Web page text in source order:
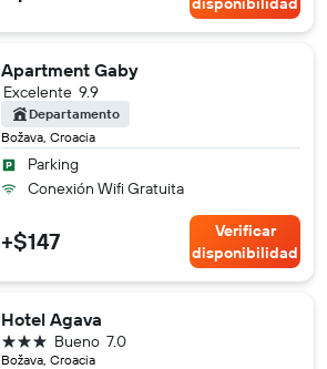
Apartment Gaby
Božava, Croacia
9.9
Excelente
Departamento
Parking
Conexión Wifi Gratuita
+$147
Verificar
disponibilidad
Hotel Agava
Božava, Croacia
7.0
Bueno
3 estrellas